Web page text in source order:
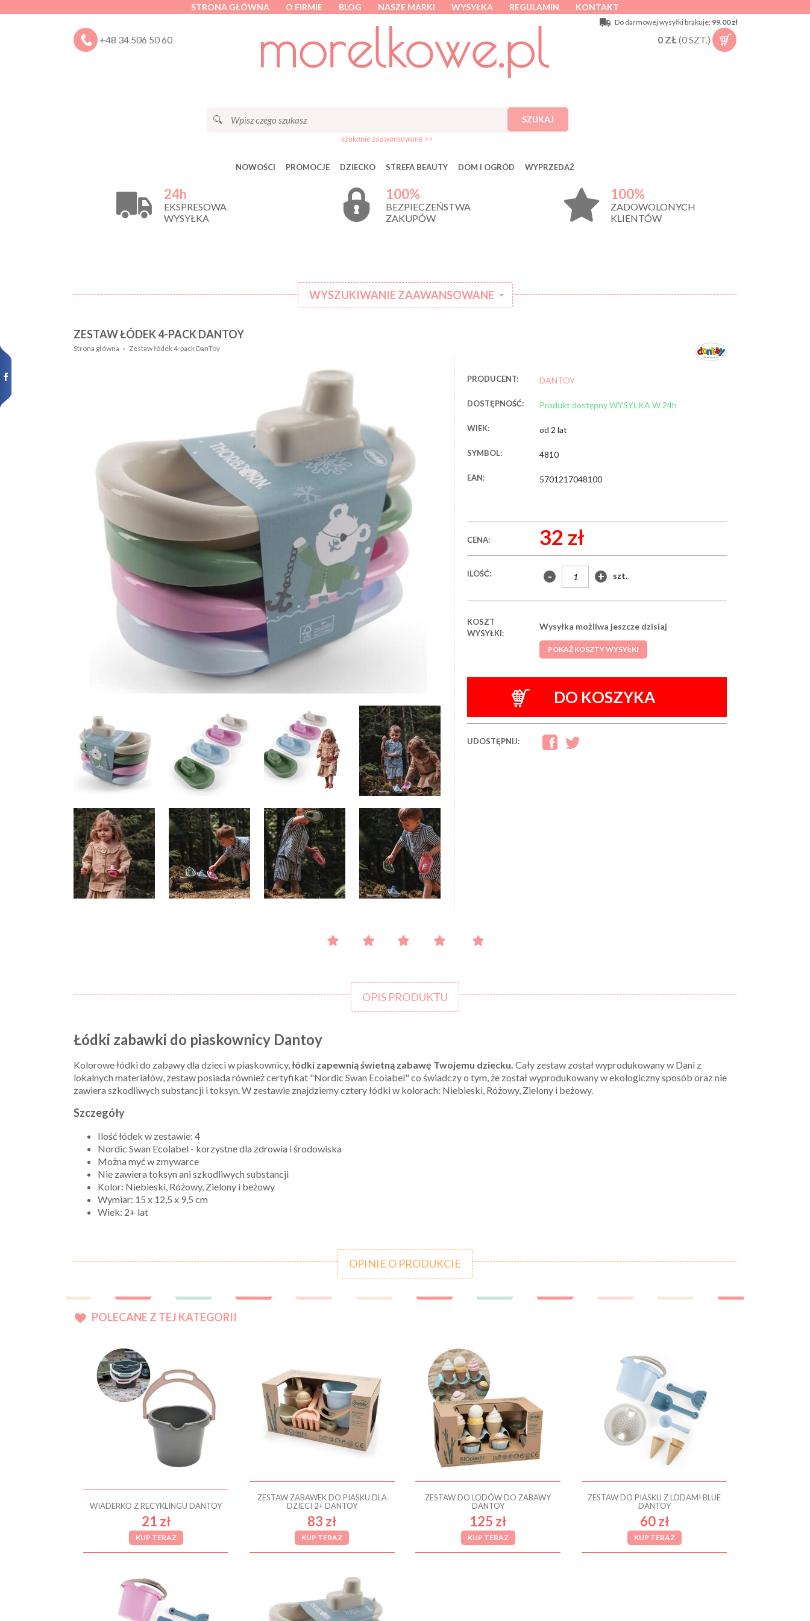
STRONA GŁÓWNA O FIRMIE BLOG NASZE MARKI WYSYŁKA REGULAMIN KONTAKT
+48 34 506 50 60
Do darmowej wysyłki brakuje: 99.00 zł
0 ZŁ(0SZT.)
SZUKAJ
szukanie zaawansowane >>
NOWOŚCI PROMOCJE DZIECKO STREFA BEAUTY DOM I OGRÓD WYPRZEDAŻ
24h
EKSPRESOWA
WYSYŁKA
100%
BEZPIECZEŃSTWA
ZAKUPÓW
100%
ZADOWOLONYCH
KLIENTÓW
WYSZUKIWANIE ZAAWANSOWANE
Nazwa:
ZESTAW ŁÓDEK 4-PACK DANTOY
Strona główna › Zestaw łódek 4-pack DanToy
PRODUCENT: DANTOY
DOSTĘPNOŚĆ: Produkt dostępny WYSYŁKA W 24h
WIEK: od 2 lat
SYMBOL: 4810
EAN: 5701217048100
CENA: 32 zł
ILOŚĆ: - + szt.
KOSZT
WYSYŁKI:
Wysyłka możliwa jeszcze dzisiaj
POKAŻ KOSZTY WYSYŁKI
DO KOSZYKA
UDOSTĘPNIJ:
OPIS PRODUKTU
Łódki zabawki do piaskownicy Dantoy
Kolorowe łódki do zabawy dla dzieci w piaskownicy,łódki zapewnią świetną zabawę Twojemu dziecku. Cały zestaw został wyprodukowany w Dani z
lokalnych materiałów, zestaw posiada również certyfikat "Nordic Swan Ecolabel" co świadczy o tym, że został wyprodukowany w ekologiczny sposób oraz nie
zawiera szkodliwych substancji i toksyn. W zestawie znajdziemy cztery łódki w kolorach: Niebieski, Różowy, Zielony i beżowy.
Szczegóły
Ilość łódek w zestawie: 4
Nordic Swan Ecolabel - korzystne dla zdrowia i środowiska
Można myć w zmywarce
Nie zawiera toksyn ani szkodliwych substancji
Kolor: Niebieski, Różowy, Zielony i beżowy
Wymiar: 15 x 12,5 x 9,5 cm
Wiek: 2+ lat
OPINIE O PRODUKCIE
POLECANE Z TEJ KATEGORII
WIADERKO Z RECYKLINGU DANTOY
21 zł
KUP TERAZ
ZESTAW ZABAWEK DO PIASKU DLA
DZIECI 2+ DANTOY
83 zł
KUP TERAZ
ZESTAW DO LODÓW DO ZABAWY
DANTOY
125 zł
KUP TERAZ
ZESTAW DO PIASKU Z LODAMI BLUE
DANTOY
60 zł
KUP TERAZ